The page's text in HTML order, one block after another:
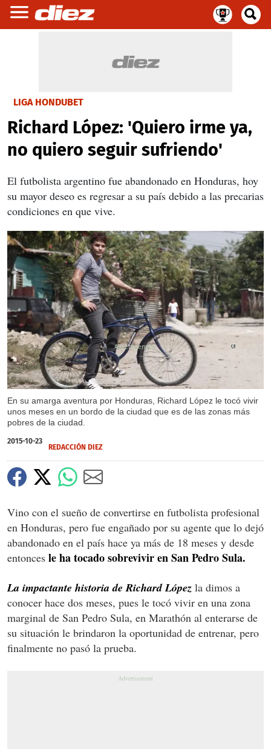
LIGA HONDUBET
Richard López: 'Quiero irme ya,
no quiero seguir sufriendo'
El futbolista argentino fue abandonado en Honduras, hoy
su mayor deseo es regresar a su país debido a las precarias
condiciones en que vive.
En su amarga aventura por Honduras, Richard López le tocó vivir
unos meses en un bordo de la ciudad que es de las zonas más
pobres de la ciudad.
X
2015-10-23
REDACCIÓN DIEZ
Vino con el sueño de convertirse en futbolista profesional
en Honduras, pero fue engañado por su agente que lo dejó
abandonado en el país hace ya más de 18 meses y desde
entonces le ha tocado sobrevivir en San Pedro Sula.
La impactante historia de Richard López la dimos a
conocer hace dos meses, pues le tocó vivir en una zona
marginal de San Pedro Sula, en Marathón al enterarse de
su situación le brindaron la oportunidad de entrenar, pero
finalmente no pasó la prueba.